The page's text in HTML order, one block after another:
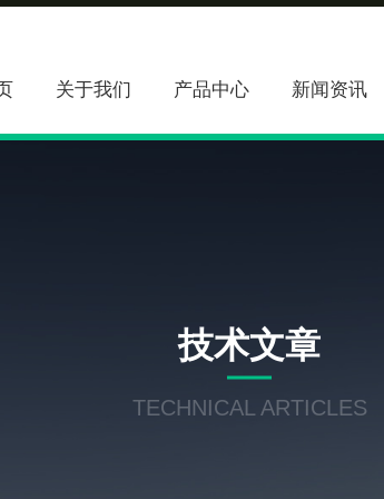
关于我们 产品中心 新闻资讯
技术文章
TECHNICAL ARTICLES